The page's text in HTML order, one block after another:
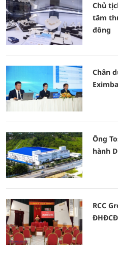
Chủ
tâm
đông
Chân
Ông
hành
RCC